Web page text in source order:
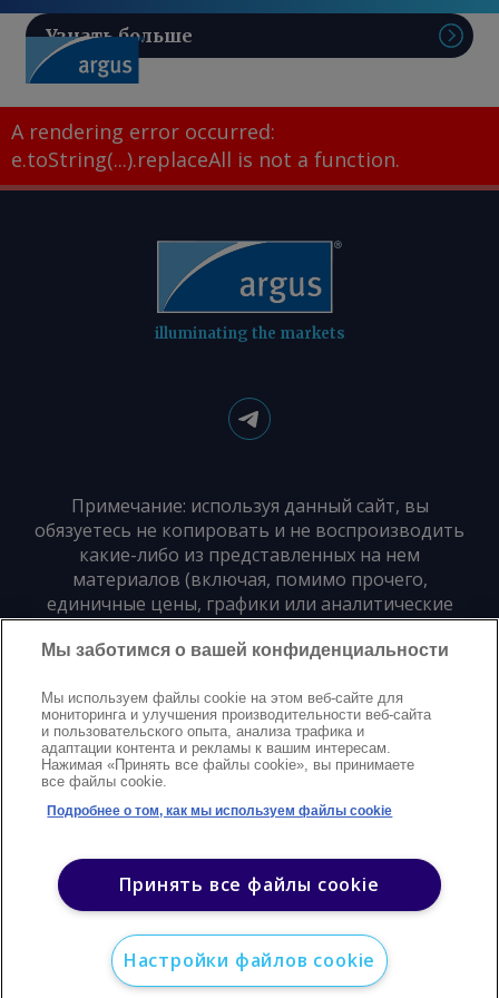
Узнать больше
A rendering error occurred:
e.toString(...).replaceAll is not a function.
illuminating the markets
Примечание: используя данный сайт, вы
обязуетесь не копировать и не воспроизводить
какие-либо из представленных на нем
материалов (включая, помимо прочего,
единичные цены, графики или аналитические
материалы) в любой форме и для любых целей
без предварительного письменного согласия
Политика конфиденциальностиTrademarks
Защита авторских правУсловияModern Slavery Statement
Мы заботимся о вашей конфиденциальности
Мы используем файлы cookie на этом веб-сайте для
мониторинга и улучшения производительности веб-сайта
и пользовательского опыта, анализа трафика и
адаптации контента и рекламы к вашим интересам.
Нажимая «Принять все файлы cookie», вы принимаете
все файлы cookie.
Подробнее о том, как мы используем файлы cookie
Принять все файлы cookie
Настройки файлов cookie